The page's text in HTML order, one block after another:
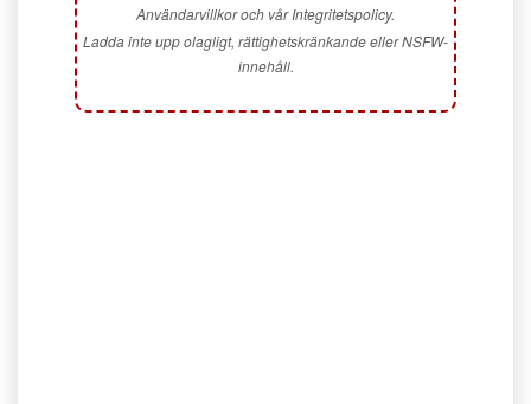
Användarvillkor och vår Integritetspolicy.
Ladda inte upp olagligt, rättighetskränkande eller NSFW-
innehåll.